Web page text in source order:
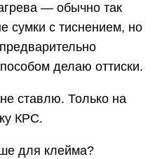
— обычно так
сумки с тиснением, но
делаю оттиски.
ставлю. Только на
КРС.
для клейма?